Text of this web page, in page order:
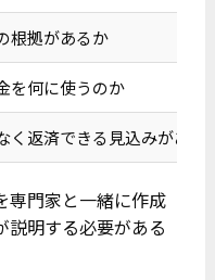
根拠があるか
を何に使うのか
く返済できる見込みがある
専門家と一緒に作成
説明する必要がある